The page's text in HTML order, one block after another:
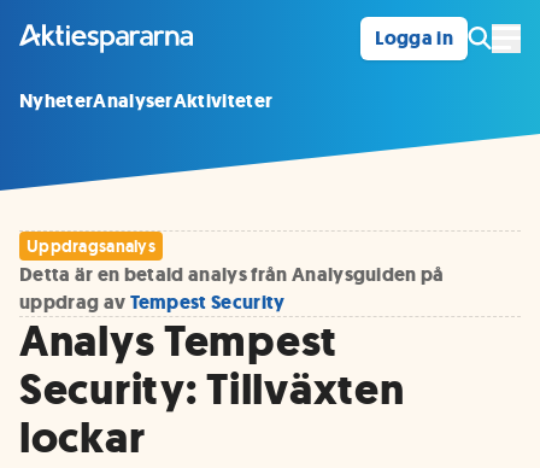
Logga in
NyheterAnalyserAktiviteter
Uppdragsanalys
Detta är en betald analys från Analysguiden på
uppdrag avTempest Security
Analys Tempest
Security: Tillväxten
lockar